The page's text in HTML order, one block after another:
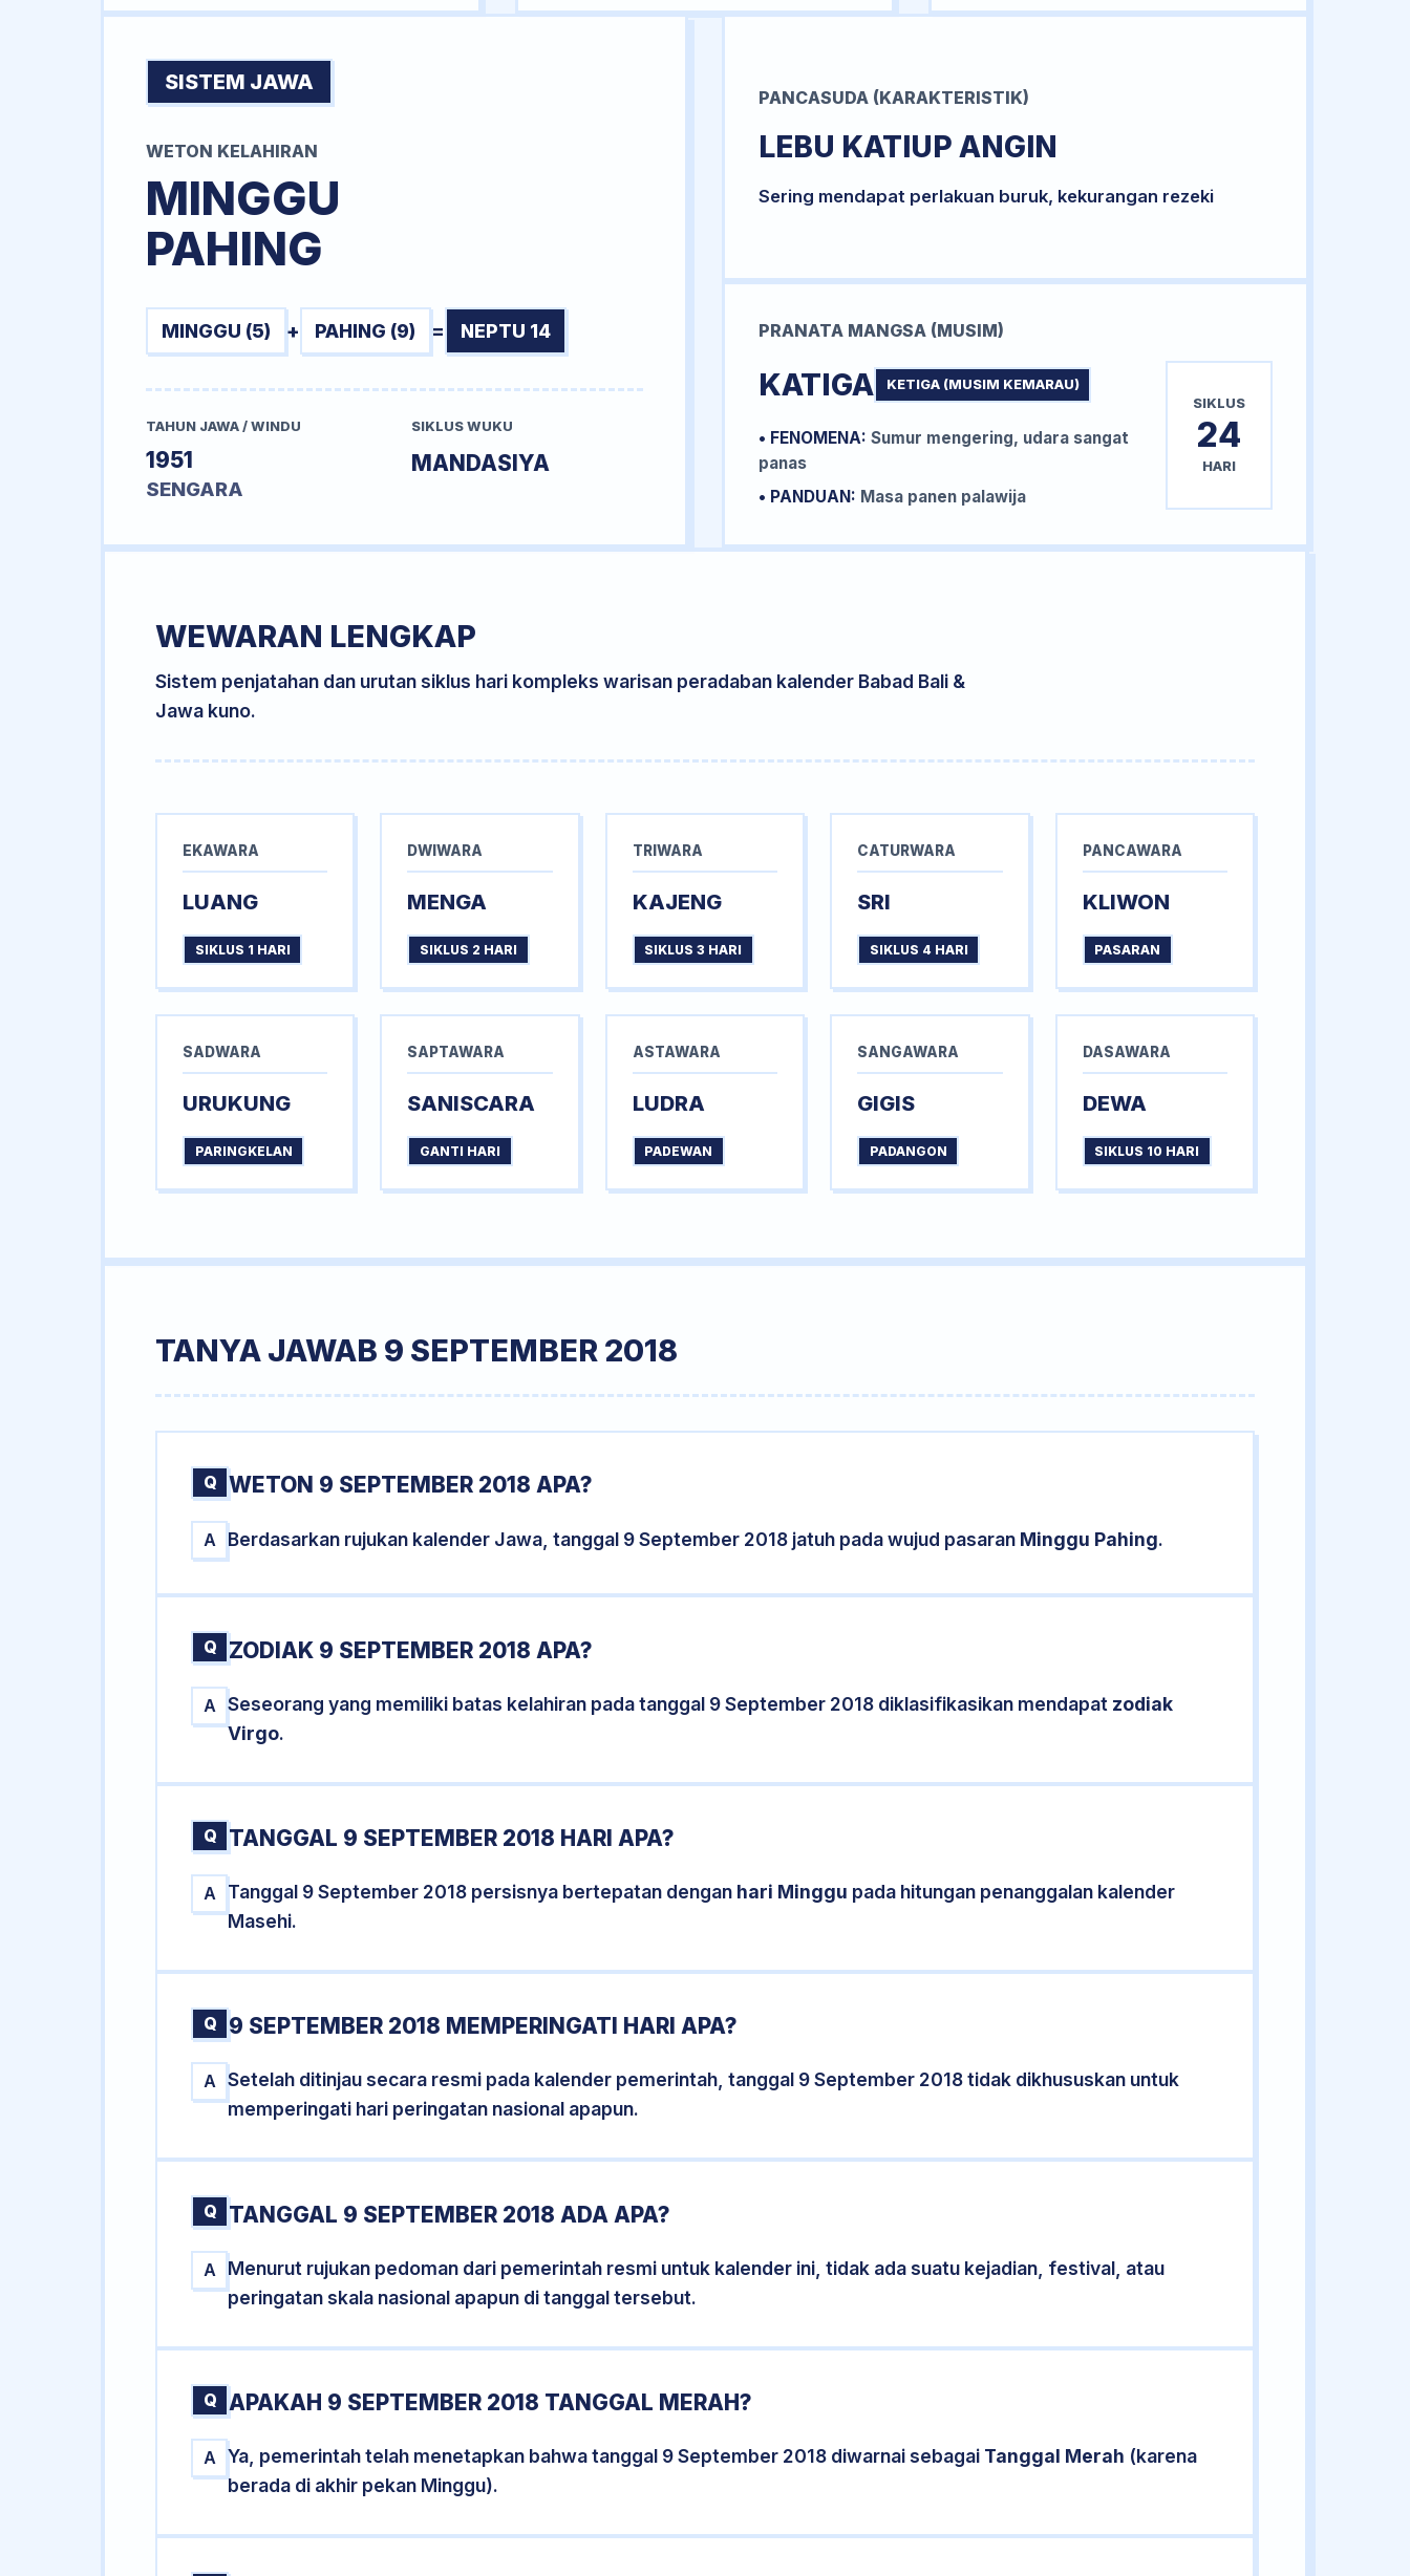
SISTEM JAWA
WETON KELAHIRAN
MINGGU
PAHING
MINGGU (5) + PAHING (9) = NEPTU 14
TAHUN JAWA / WINDU
1951
SENGARA
SIKLUS WUKU
MANDASIYA
PANCASUDA (KARAKTERISTIK)
LEBU KATIUP ANGIN
Sering mendapat perlakuan buruk, kekurangan rezeki
PRANATA MANGSA (MUSIM)
KATIGA KETIGA (MUSIM KEMARAU)
• FENOMENA: Sumur mengering, udara sangat
panas
• PANDUAN: Masa panen palawija
SIKLUS
24
HARI
WEWARAN LENGKAP
Sistem penjatahan dan urutan siklus hari kompleks warisan peradaban kalender Babad Bali &
Jawa kuno.
EKAWARA
LUANG
SIKLUS 1 HARI
DWIWARA
MENGA
SIKLUS 2 HARI
TRIWARA
KAJENG
SIKLUS 3 HARI
CATURWARA
SRI
SIKLUS 4 HARI
PANCAWARA
KLIWON
PASARAN
SADWARA
URUKUNG
PARINGKELAN
SAPTAWARA
SANISCARA
GANTI HARI
ASTAWARA
LUDRA
PADEWAN
SANGAWARA
GIGIS
PADANGON
DASAWARA
DEWA
SIKLUS 10 HARI
TANYA JAWAB 9 SEPTEMBER 2018
Q WETON 9 SEPTEMBER 2018 APA?
A Berdasarkan rujukan kalender Jawa, tanggal 9 September 2018 jatuh pada wujud pasaran Minggu Pahing.
Q ZODIAK 9 SEPTEMBER 2018 APA?
A Seseorang yang memiliki batas kelahiran pada tanggal 9 September 2018 diklasifikasikan mendapat zodiak
Virgo.
Q TANGGAL 9 SEPTEMBER 2018 HARI APA?
A Tanggal 9 September 2018 persisnya bertepatan dengan hari Minggu pada hitungan penanggalan kalender
Masehi.
Q 9 SEPTEMBER 2018 MEMPERINGATI HARI APA?
A Setelah ditinjau secara resmi pada kalender pemerintah, tanggal 9 September 2018 tidak dikhususkan untuk
memperingati hari peringatan nasional apapun.
Q TANGGAL 9 SEPTEMBER 2018 ADA APA?
A
Menurut rujukan pedoman dari pemerintah resmi untuk kalender ini, tidak ada suatu kejadian, festival, atau
peringatan skala nasional apapun di tanggal tersebut.
Q APAKAH 9 SEPTEMBER 2018 TANGGAL MERAH?
A Ya, pemerintah telah menetapkan bahwa tanggal 9 September 2018 diwarnai sebagai Tanggal Merah (karena
berada di akhir pekan Minggu).